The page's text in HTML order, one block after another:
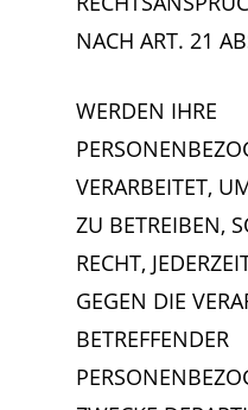
NACH ART. 21
WERDEN IHRE
VERARBEITET,
ZU BETREIBEN,
RECHT,
GEGEN DIE
BETREFFENDER